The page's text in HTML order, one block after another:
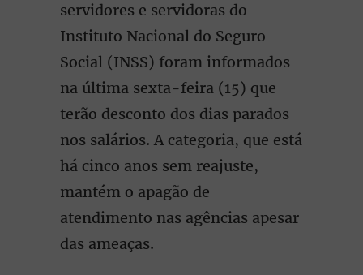
servidores e servidoras do
Instituto Nacional do Seguro
Social (INSS) foram informados
na última sexta-feira (15) que
terão desconto dos dias parados
nos salários. A categoria, que está
há cinco anos sem reajuste,
mantém o apagão de
atendimento nas agências apesar
das ameaças.